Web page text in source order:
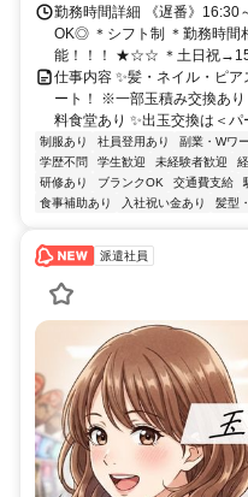
勤務時間詳細 《遅番》16:30
OK◎ ＊シフト制 ＊勤務時
能！！！ ★☆☆ ＊土日祝
仕事内容 ✨髪・ネイル・ピ
ート！ ※一部玉積み交換あり
料食堂あり ✨出玉交換は＜
制服あり 社員登用あり 副業・Wワ
学歴不問
学生歓迎 未経験者歓迎
研修あり
ブランクOK 交通費支給
食事補助あり
入社祝い金あり 髪型
派遣社員